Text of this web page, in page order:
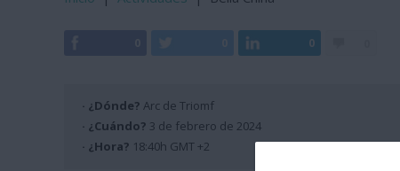
0
· ¿Dónde? Arc de Triomf
· ¿Cuándo? 3 de febrero de 2024
· ¿Hora? 18:40h GMT +2